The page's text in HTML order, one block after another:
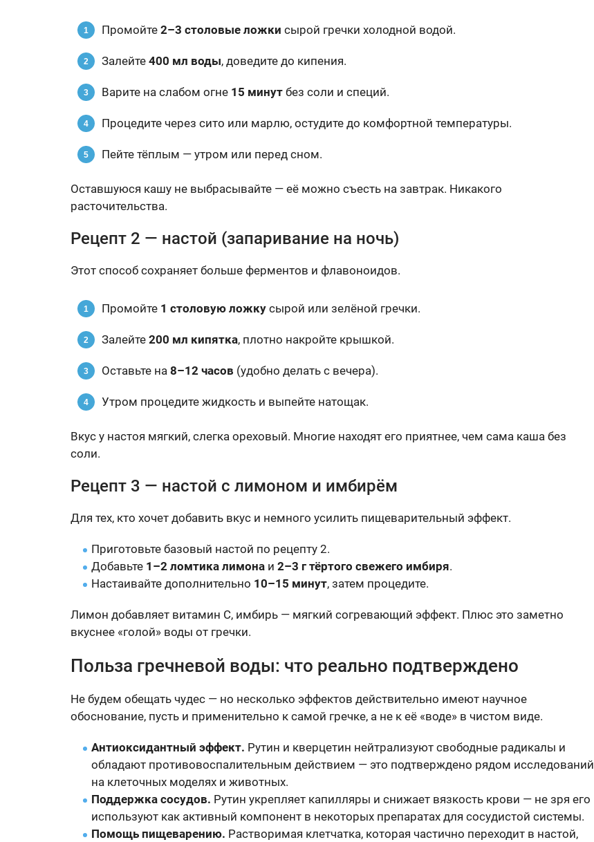
Промойте 2–3 столовые ложки сырой гречки холодной водой.
Залейте 400 мл воды, доведите до кипения.
Варите на слабом огне 15 минут без соли и специй.
Процедите через сито или марлю, остудите до комфортной температуры.
Пейте тёплым — утром или перед сном.
Оставшуюся кашу не выбрасывайте — её можно съесть на завтрак. Никакого
расточительства.
Рецепт 2 — настой (запаривание на ночь)
Этот способ сохраняет больше ферментов и флавоноидов.
Промойте 1 столовую ложку сырой или зелёной гречки.
Залейте 200 мл кипятка, плотно накройте крышкой.
Оставьте на 8–12 часов (удобно делать с вечера).
Утром процедите жидкость и выпейте натощак.
Вкус у настоя мягкий, слегка ореховый. Многие находят его приятнее, чем сама каша без
соли.
Рецепт 3 — настой с лимоном и имбирём
Для тех, кто хочет добавить вкус и немного усилить пищеварительный эффект.
Приготовьте базовый настой по рецепту 2.
Добавьте 1–2 ломтика лимона и 2–3 г тёртого свежего имбиря.
Настаивайте дополнительно 10–15 минут, затем процедите.
Лимон добавляет витамин C, имбирь — мягкий согревающий эффект. Плюс это заметно
вкуснее «голой» воды от гречки.
Польза гречневой воды: что реально подтверждено
Не будем обещать чудес — но несколько эффектов действительно имеют научное
обоснование, пусть и применительно к самой гречке, а не к её «воде» в чистом виде.
Антиоксидантный эффект. Рутин и кверцетин нейтрализуют свободные радикалы и
обладают противовоспалительным действием — это подтверждено рядом исследований
на клеточных моделях и животных.
Поддержка сосудов. Рутин укрепляет капилляры и снижает вязкость крови — не зря его
используют как активный компонент в некоторых препаратах для сосудистой системы.
Помощь пищеварению. Растворимая клетчатка, которая частично переходит в настой,